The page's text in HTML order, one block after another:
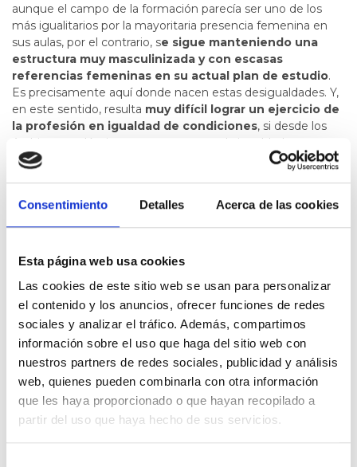
Consentimiento Detalles Acerca de las cookies
Esta página web usa cookies
Las cookies de este sitio web se usan para personalizar
el contenido y los anuncios, ofrecer funciones de redes
sociales y analizar el tráfico. Además, compartimos
información sobre el uso que haga del sitio web con
nuestros partners de redes sociales, publicidad y análisis
web, quienes pueden combinarla con otra información
que les haya proporcionado o que hayan recopilado a
partir del uso que haya hecho de sus servicios.
aunque el campo de la formación parecía ser uno de los
más igualitarios por la mayoritaria presencia femenina en
sus aulas, por el contrario, se sigue manteniendo una
estructura muy masculinizada y con escasas
referencias femeninas en su actual plan de estudio.
Es precisamente aquí donde nacen estas desigualdades. Y,
en este sentido, resulta muy difícil lograr un ejercicio de
la profesión en igualdad de condiciones, si desde los
ámbitos académicos no se promueve la igualdad.
Mientras la enseñanza de la arquitectura siga reforzando
las nuevas generaciones de arquitectas carecerán de
papel de las arquitectas a lo largo de la historia. Será
imprescindible, en consecuencia, trabajar en la
un protocolo y una metodologíaadecuada que permita
revisar y renovar en profundidad la bibliografía de estudio
actual para incluir a las referentes femeninas omitidas
Con tu firma puedes ayudarnos a concientizar a
nuestras autoridades sobre la importancia y
necesidad de una formación inclusiva de la
arquitectura.